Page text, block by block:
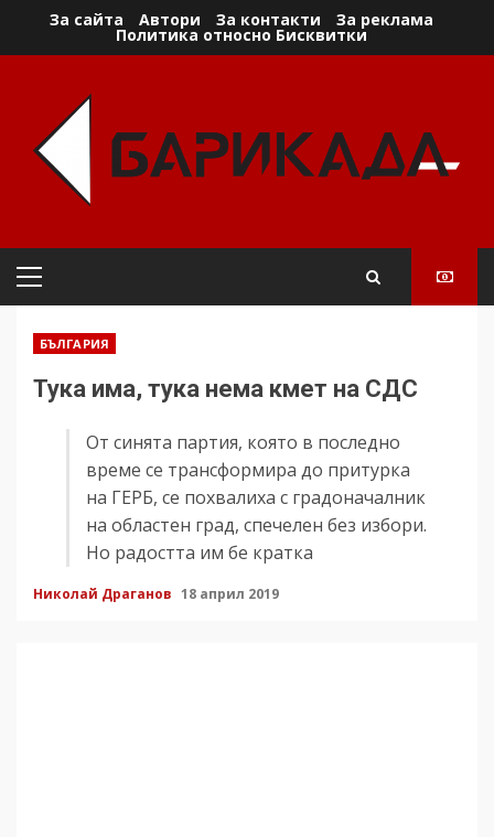
За сайта Автори За контакти За реклама
Политика относно Бисквитки
Primary
БЪЛГАРИЯ
Тука има, тука нема кмет на СДС
От синята партия, която в последно
време се трансформира до притурка
на ГЕРБ, се похвалиха с градоначалник
на областен град, спечелен без избори.
Но радостта им бе кратка
Николай Драганов 18 април 2019